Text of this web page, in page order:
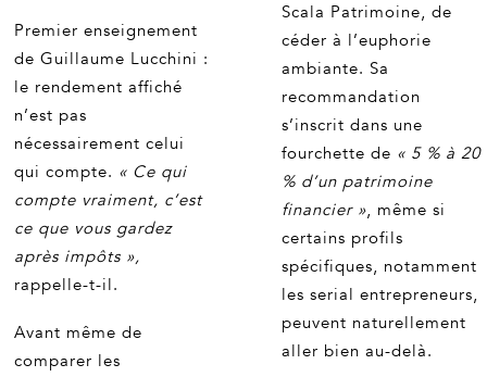
Premier enseignement
de Guillaume Lucchini :
le rendement affiché
n’est pas
nécessairement celui
qui compte. « Ce qui
compte vraiment, c’est
ce que vous gardez
après impôts »,
rappelle-t-il.
Avant même de
comparer les
Scala Patrimoine, de
céder à l’euphorie
ambiante. Sa
recommandation
s’inscrit dans une
fourchette de « 5 % à 20
% d’un patrimoine
financier », même si
certains profils
spécifiques, notamment
les serial entrepreneurs,
peuvent naturellement
aller bien au-delà.